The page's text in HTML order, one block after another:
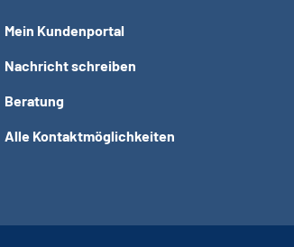
Mein Kundenportal
Nachricht schreiben
Beratung
Alle Kontaktmöglichkeiten